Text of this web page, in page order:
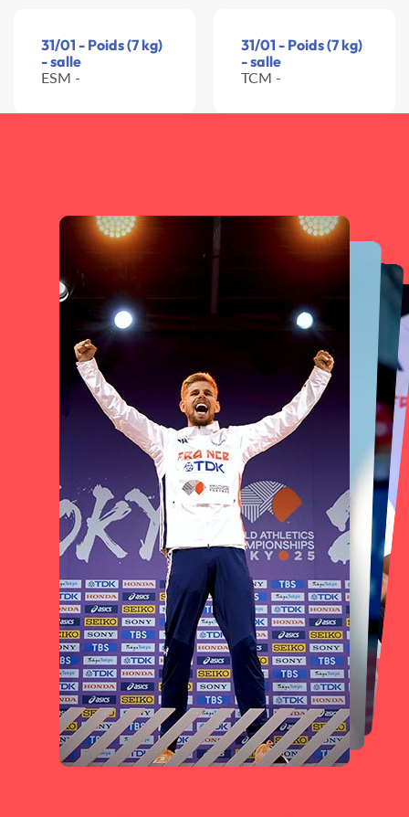
31/01 - Poids (7 kg)
- salle
ESM -
31/01 - Poids (7 kg)
- salle
TCM -